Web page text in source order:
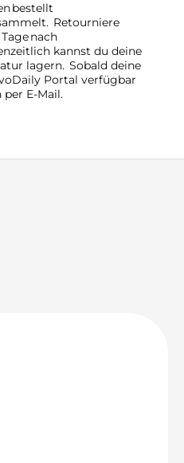
bestellt
Retourniere
nach
kannst du deine
lagern. Sobald deine
Portal verfügbar
E-Mail.